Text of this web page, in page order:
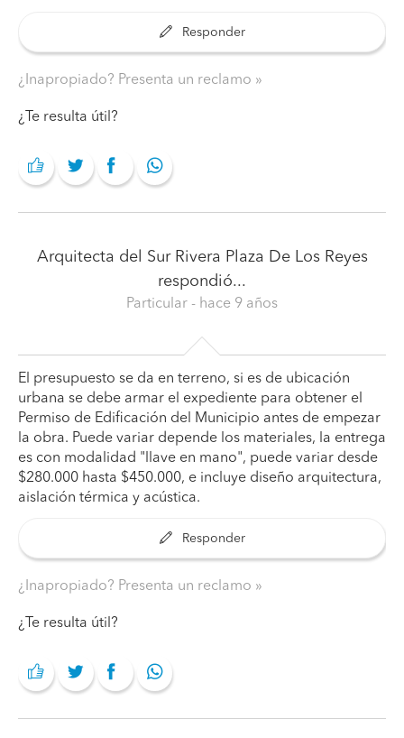
Responder
¿Inapropiado? Presenta un reclamo
¿Te resulta útil?
Arquitecta del Sur Rivera Plaza De Los Reyes
respondió...
Particular - hace 9 años
El presupuesto se da en terreno, si es de ubicación
urbana se debe armar el expediente para obtener el
Permiso de Edificación del Municipio antes de empezar
la obra. Puede variar depende los materiales, la entrega
es con modalidad "llave en mano", puede variar desde
$280.000 hasta $450.000, e incluye diseño arquitectura,
aislación térmica y acústica.
Responder
¿Inapropiado? Presenta un reclamo
¿Te resulta útil?